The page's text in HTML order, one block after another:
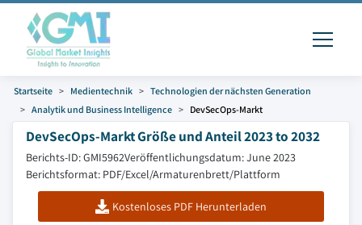
Startseite Medientechnik
Technologien der nächsten Generation
Analytik und Business Intelligence
DevSecOps-Markt
DevSecOps-Markt Größe und Anteil 2023 to 2032
Berichts-ID: GMI5962Veröffentlichungsdatum: June 2023
Berichtsformat: PDF/Excel/Armaturenbrett/Plattform
Kostenloses PDF Herunterladen